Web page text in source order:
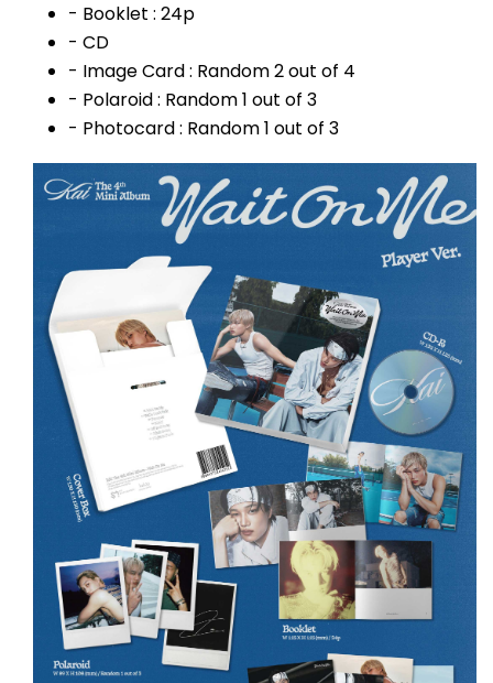
- Booklet : 24p
- CD
- Image Card : Random 2 out of 4
- Polaroid : Random 1 out of 3
- Photocard : Random 1 out of 3